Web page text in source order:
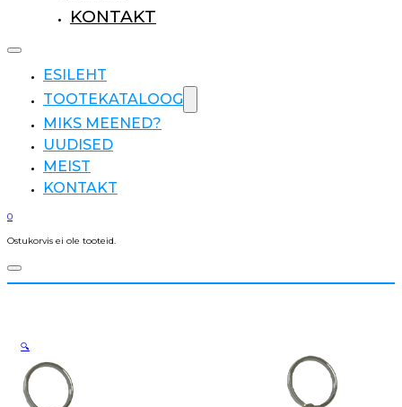
KONTAKT
ESILEHT
TOOTEKATALOOG
MIKS MEENED?
UUDISED
MEIST
KONTAKT
0
Ostukorvis ei ole tooteid.
🔍